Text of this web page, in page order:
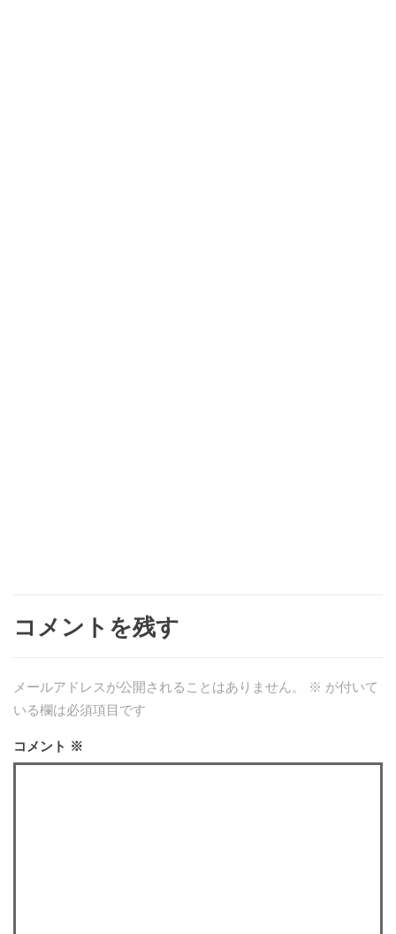
コメントを残す
メールアドレスが公開されることはありません。 ※ が付いて
いる欄は必須項目です
コメント ※